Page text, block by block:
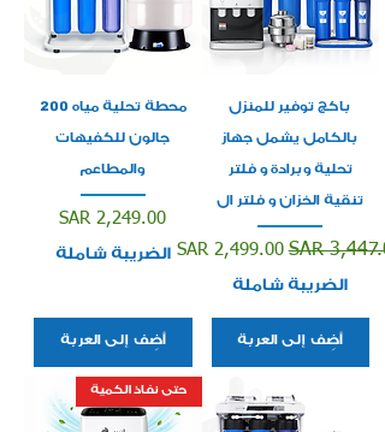
باكج توفير للمنزل
بالكامل يشمل جهاز
تحلية وبرادة و فلتر
تنقية الخزان و فلتر ال
عاديSAR سعر البيع
SAR 2,499.00
الضريبة شاملة
أضِف إلى العربة
محطة تحلية مياه 200
جالون للكفيهات
والمطاعم
السعر
SAR 2,249.00
الضريبة شاملة
أضِف إلى العربة
حتى نفاذ الكمية